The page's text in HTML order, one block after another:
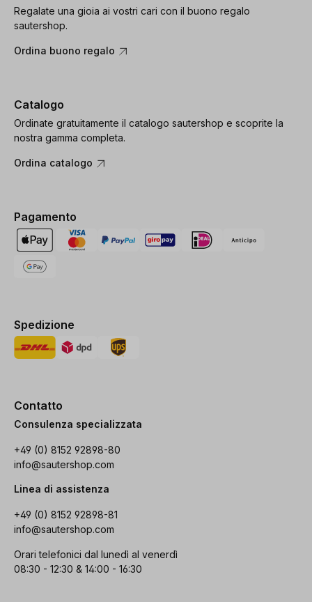
Regalate una gioia ai vostri cari con il buono regalo
sautershop.
Ordina buono regalo
Catalogo
Ordinate gratuitamente il catalogo sautershop e scoprite la
nostra gamma completa.
Ordina catalogo
Pagamento
Spedizione
Contatto
Consulenza specializzata
+49 (0) 8152 92898-80
info@sautershop.com
Linea di assistenza
+49 (0) 8152 92898-81
info@sautershop.com
Orari telefonici dal lunedì al venerdì
08:30 - 12:30 & 14:00 - 16:30